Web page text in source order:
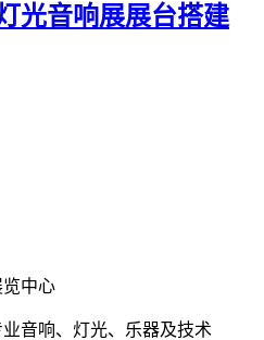
光音响展展台搭建
中心
音响、灯光、乐器及技术